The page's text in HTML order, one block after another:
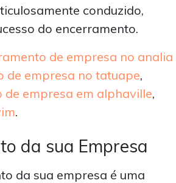
conduzido,
do encerramento.
de empresa no analia
de empresa no tatuape,
de empresa em alphaville,
.
da sua Empresa
da sua empresa é uma